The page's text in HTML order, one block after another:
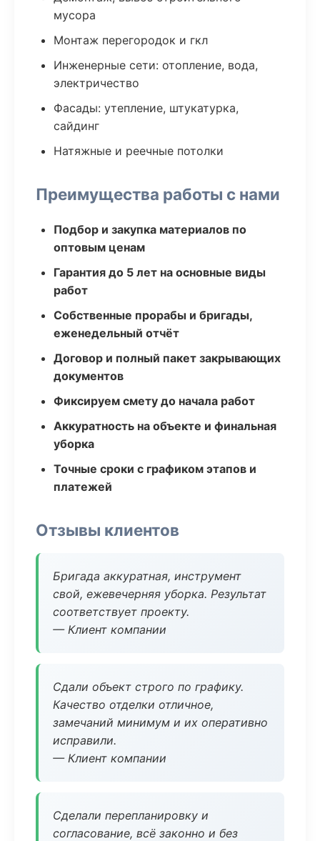
мусора
Монтаж перегородок и гкл
Инженерные сети: отопление, вода,
электричество
Фасады: утепление, штукатурка,
сайдинг
Натяжные и реечные потолки
Преимущества работы с нами
Подбор и закупка материалов по
оптовым ценам
Гарантия до 5 лет на основные виды
работ
Собственные прорабы и бригады,
еженедельный отчёт
Договор и полный пакет закрывающих
документов
Фиксируем смету до начала работ
Аккуратность на объекте и финальная
уборка
Точные сроки с графиком этапов и
платежей
Отзывы клиентов
Бригада аккуратная, инструмент
свой, ежевечерняя уборка. Результат
соответствует проекту.
— Клиент компании
Сдали объект строго по графику.
Качество отделки отличное,
замечаний минимум и их оперативно
исправили.
— Клиент компании
Сделали перепланировку и
согласование, всё законно и без